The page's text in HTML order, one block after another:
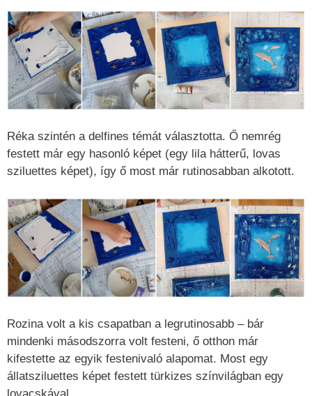
Réka szintén a delfines témát választotta. Ő nemrég
festett már egy hasonló képet (egy lila hátterű, lovas
sziluettes képet), így ő most már rutinosabban alkotott.
Rozina volt a kis csapatban a legrutinosabb – bár
mindenki másodszorra volt festeni, ő otthon már
kifestette az egyik festenivaló alapomat. Most egy
állatsziluettes képet festett türkizes színvilágban egy